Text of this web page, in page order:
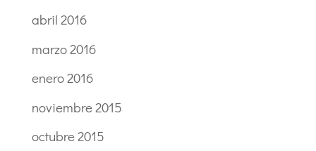
abril 2016
marzo 2016
enero 2016
noviembre 2015
octubre 2015